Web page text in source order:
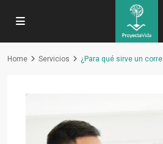
Home Servicios ¿Para qué sirve un